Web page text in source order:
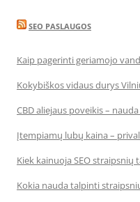
SEO PASLAUGOS
Kaip pagerinti geriamojo
Kokybiškos vidaus durys
CBD aliejaus poveikis –
Įtempiamų lubų kaina –
Kiek kainuoja SEO straipsnių
Kokia nauda talpinti